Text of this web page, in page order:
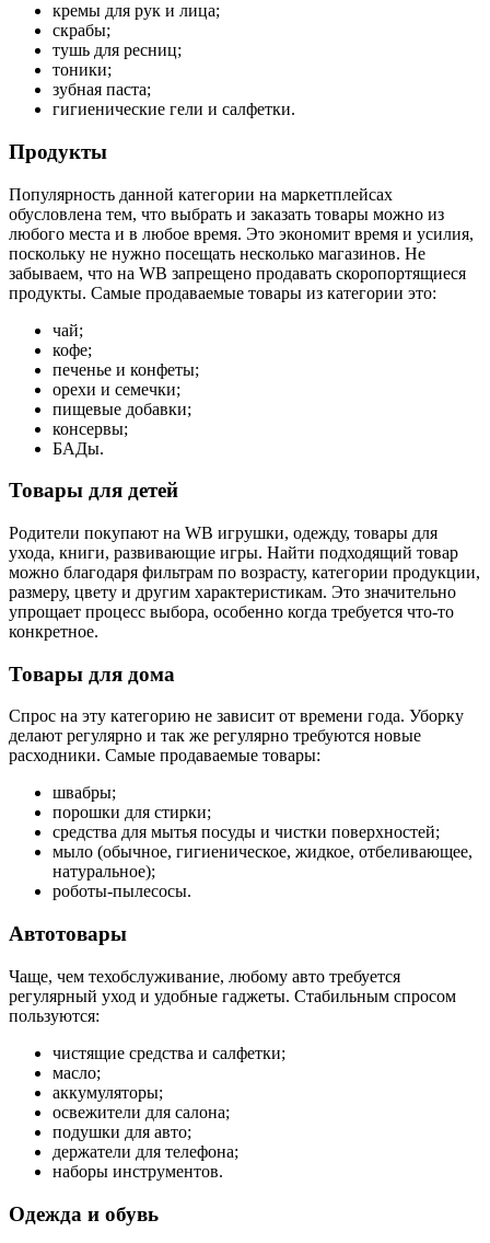
кремы для рук и лица;
скрабы;
тушь для ресниц;
тоники;
зубная паста;
гигиенические гели и салфетки.
Продукты
Популярность данной категории на маркетплейсах
обусловлена тем, что выбрать и заказать товары можно из
любого места и в любое время. Это экономит время и усилия,
поскольку не нужно посещать несколько магазинов. Не
забываем, что на WB запрещено продавать скоропортящиеся
продукты. Самые продаваемые товары из категории это:
чай;
кофе;
печенье и конфеты;
орехи и семечки;
пищевые добавки;
консервы;
БАДы.
Товары для детей
Родители покупают на WB игрушки, одежду, товары для
ухода, книги, развивающие игры. Найти подходящий товар
можно благодаря фильтрам по возрасту, категории продукции,
размеру, цвету и другим характеристикам. Это значительно
упрощает процесс выбора, особенно когда требуется что-то
конкретное.
Товары для дома
Спрос на эту категорию не зависит от времени года. Уборку
делают регулярно и так же регулярно требуются новые
расходники. Самые продаваемые товары:
швабры;
порошки для стирки;
средства для мытья посуды и чистки поверхностей;
мыло (обычное, гигиеническое, жидкое, отбеливающее,
натуральное);
роботы-пылесосы.
Автотовары
Чаще, чем техобслуживание, любому авто требуется
регулярный уход и удобные гаджеты. Стабильным спросом
пользуются:
чистящие средства и салфетки;
масло;
аккумуляторы;
освежители для салона;
подушки для авто;
держатели для телефона;
наборы инструментов.
Одежда и обувь